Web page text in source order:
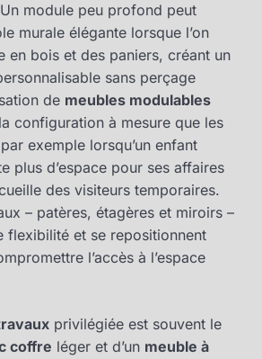
module peu profond peut
murale élégante lorsque l’on
en bois et des paniers, créant un
sans perçage
de meubles modulables
configuration à mesure que les
exemple lorsqu’un enfant
plus d’espace pour ses affaires
des visiteurs temporaires.
– patères, étagères et miroirs –
flexibilité et se repositionnent
l’accès à l’espace
privilégiée est souvent le
coffre léger et d’un meuble à